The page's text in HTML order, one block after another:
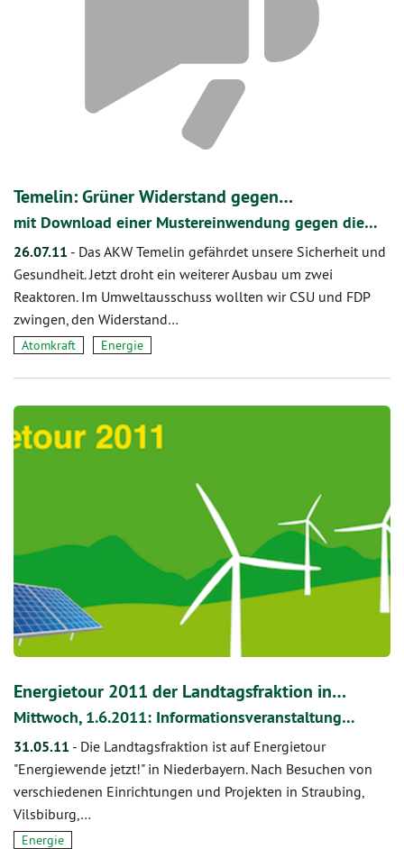
Temelin: Grüner Widerstand gegen…
mit Download einer Mustereinwendung gegen die…
26.07.11 - Das AKW Temelin gefährdet unsere Sicherheit und
Gesundheit. Jetzt droht ein weiterer Ausbau um zwei
Reaktoren. Im Umweltausschuss wollten wir CSU und FDP
zwingen, den Widerstand…
Atomkraft Energie
Energietour 2011 der Landtagsfraktion in…
Mittwoch, 1.6.2011: Informationsveranstaltung…
31.05.11 - Die Landtagsfraktion ist auf Energietour
"Energiewende jetzt!" in Niederbayern. Nach Besuchen von
verschiedenen Einrichtungen und Projekten in Straubing,
Vilsbiburg,…
Energie